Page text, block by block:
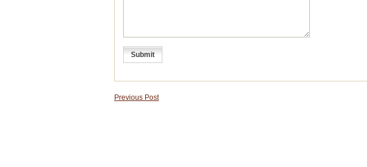
Previous Post